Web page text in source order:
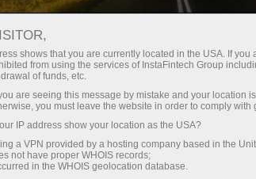
shows that you are currently located in the USA. If you
from using the services of InstaFintech Group
of funds, etc.
are seeing this message by mistake and your location
you must leave the website in order to comply with
IP address show your location as the USA?
a VPN provided by a hosting company based in the
not have proper WHOIS records;
in the WHOIS geolocation database.